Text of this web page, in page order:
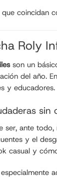
coincidan
Roly
son un
del año.
y educadores.
sin
ser, ante
y el
casual y